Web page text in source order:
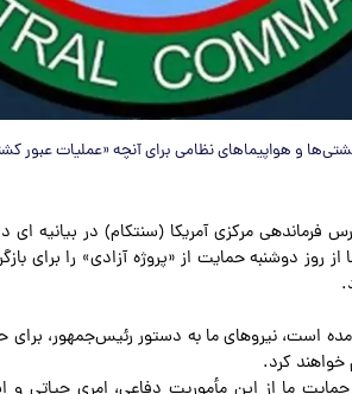
و هواپیماهای نظامی برای آنچه «عملیات عبور
فرماندهی مرکزی آمریکا (سنتکام) در بیانیه
از روز دوشنبه حمایت از «پروژه آزادی» را برای
است، نیروهای ما به دستور رئیس‌جمهور،
خواهند کرد.